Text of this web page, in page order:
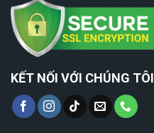
KẾT NỐI VỚI CHÚNG TÔI